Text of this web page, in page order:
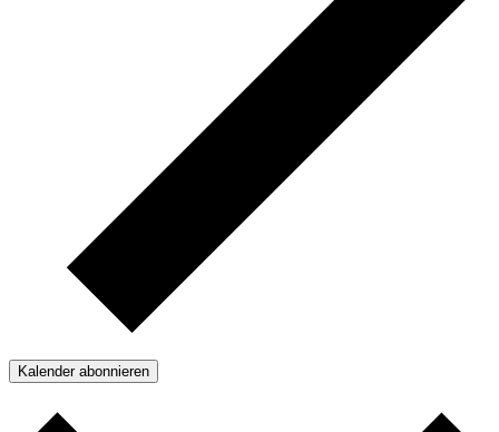
Kalender abonnieren